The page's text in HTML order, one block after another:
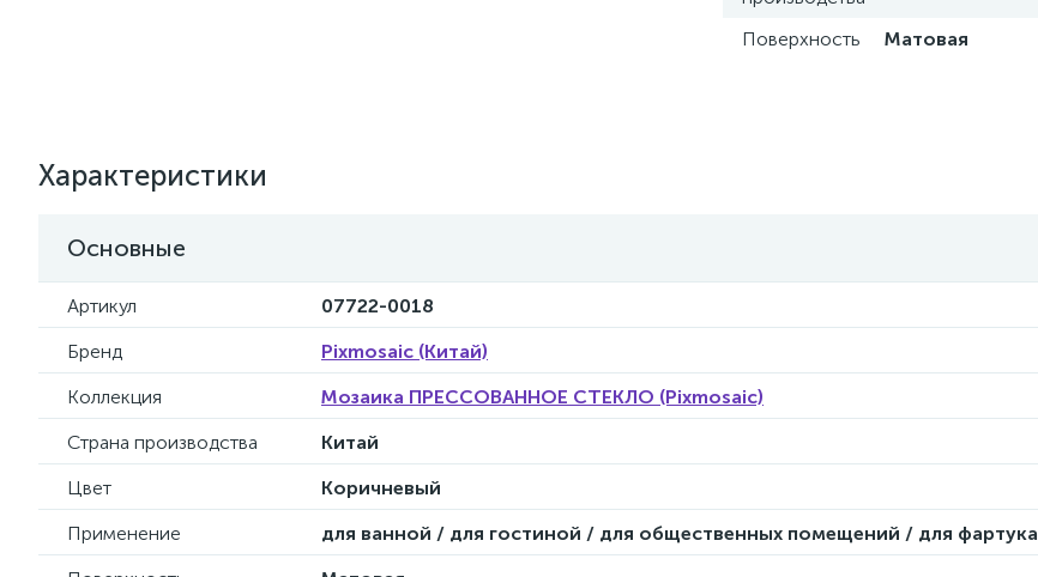
Поверхность Матовая
Характеристики
Основные
Артикул
07722-0018
Бренд
Pixmosaic (Китай)
Коллекция
Мозаика ПРЕССОВАННОЕ СТЕКЛО (Pixmosaic)
Страна производства
Китай
Цвет
Коричневый
Применение
для ванной / для гостиной / для общественных помещений / для фартука